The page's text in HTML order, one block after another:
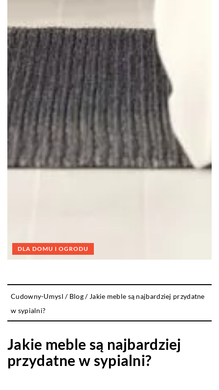
DLA DOMU I OGRODU
Cudowny-Umysl / Blog/ Jakie meble są najbardziej przydatne
w sypialni?
Jakie meble są najbardziej
przydatne w sypialni?